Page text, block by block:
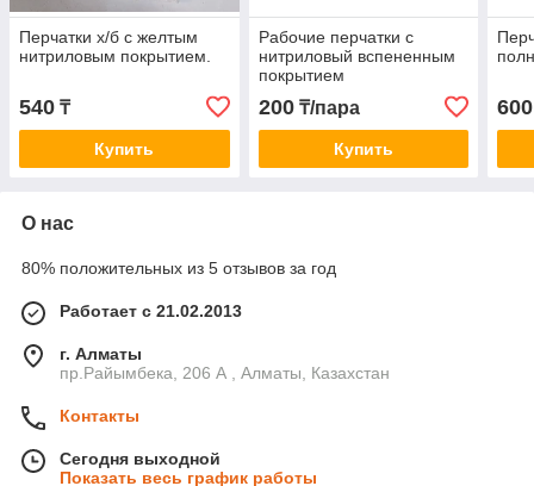
Перчатки х/б с желтым
нитриловым покрытием.
540 ₸
Купить
Рабочие перчатки с
нитриловый вспененным
покрытием
200₸/пара
Купить
600
О нас
80% положительных из 5 отзывов за год
Работает с 21.02.2013
г. Алматы
пр.Райымбека, 206 А , Алматы, Казахстан
Контакты
Сегодня выходной
Показать весь график работы